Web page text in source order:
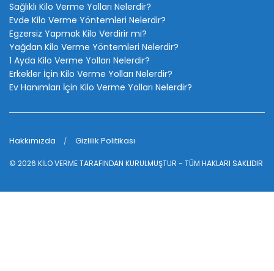
Sağlıklı Kilo Verme Yolları Nelerdir?
Evde Kilo Verme Yöntemleri Nelerdir?
Egzersiz Yapmak Kilo Verdirir mi?
Yağdan Kilo Verme Yöntemleri Nelerdir?
1 Ayda Kilo Verme Yolları Nelerdir?
Erkekler İçin Kilo Verme Yolları Nelerdir?
Ev Hanımları İçin Kilo Verme Yolları Nelerdir?
Hakkımızda Gizlilik Politikası
© 2026 KİLO VERMETARAFINDAN KURULMUŞTUR - TÜM HAKLARI SAKLIDIR